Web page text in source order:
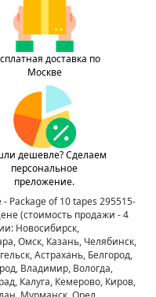
доставка по
Москве
дешевле? Сделаем
персональное
преложение.
Package of 10 tapes 295515-
(стоимость продажи - 4
Новосибирск,
Омск, Казань, Челябинск,
Астрахань, Белгород,
Владимир, Вологда,
Калуга, Кемерово, Киров,